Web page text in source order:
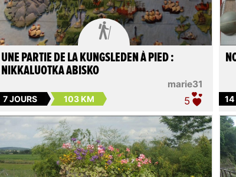

marie31
UNE PARTIE DE LA KUNGSLEDEN À PIED :
NIKKALUOTKA ABISKO
7 JOURS 103 KM 5 14